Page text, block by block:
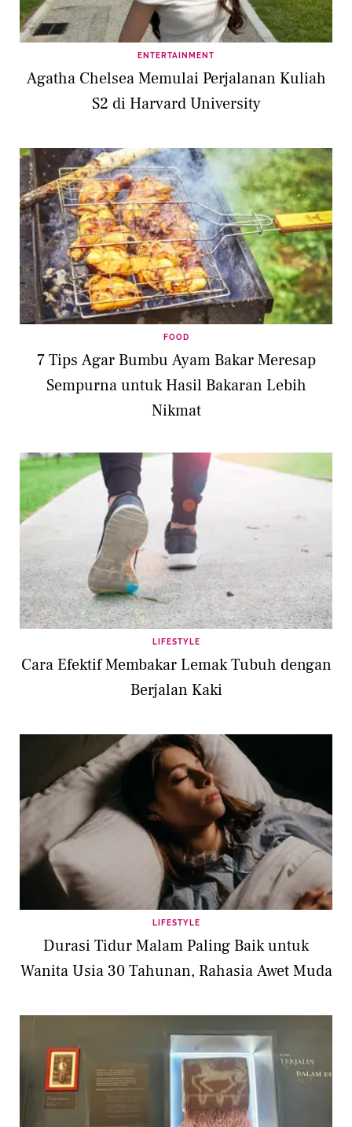
ENTERTAINMENT
Agatha Chelsea Memulai Perjalanan Kuliah
S2 di Harvard University
FOOD
7 Tips Agar Bumbu Ayam Bakar Meresap
Sempurna untuk Hasil Bakaran Lebih
Nikmat
LIFESTYLE
Cara Efektif Membakar Lemak Tubuh dengan
Berjalan Kaki
LIFESTYLE
Durasi Tidur Malam Paling Baik untuk
Wanita Usia 30 Tahunan, Rahasia Awet Muda